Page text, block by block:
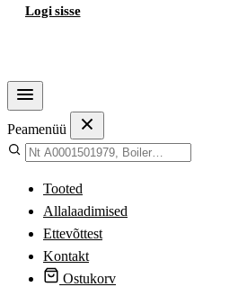
Logi sisse
Peamenüü
Tooted
Allalaadimised
Ettevõttest
Kontakt
Ostukorv